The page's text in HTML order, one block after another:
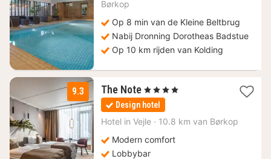
Børkop
Op 8 min van de Kleine Beltbrug
Nabij Dronning Dorotheas Badstue
Op 10 km rijden van Kolding
9.3 The Note 1
nacht
vanaf
103,67
, 4 Sterren
Design hotel
Hotel in Vejle · 10.8 km van Børkop
Modern comfort
Lobbybar